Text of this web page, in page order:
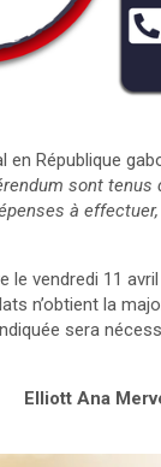
République
sont tenus
à
le vendredi 11
n’obtient la
sera
Elliott Ana